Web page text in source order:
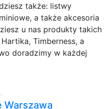
także: listwy
a także akcesoria
u nas produkty takich
Timberness, a
doradzimy w każdej
Warszawa